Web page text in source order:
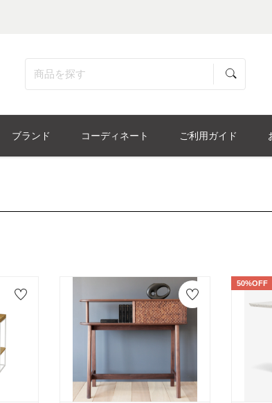
ブランド コーディネート ご利用ガイド
50%OFF